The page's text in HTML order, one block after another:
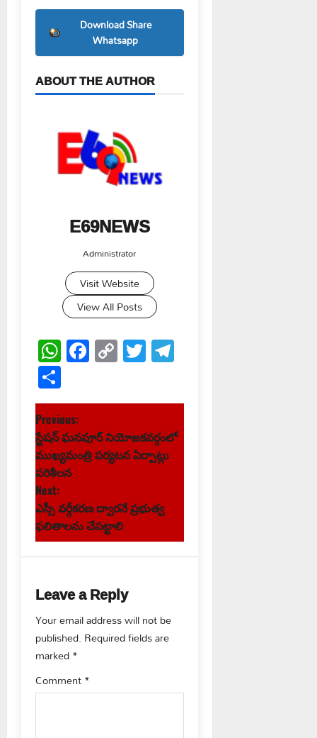
Download Share
Whatsapp
ABOUT THE AUTHOR
E69NEWS
Administrator
Visit Website
View All Posts
WhatsApp
Facebook
Copy
Link
Twitter
P
o
s
t
n
v
i
g
a
Previous:
స్టేషన్ ఘనపూర్ నియోజకవర్గంలో
ముఖ్యమంత్రి పర్యటన ఏర్పాట్లు
పరిశీలన
Next:
ఎస్సీ వర్గీకరణ ద్వారనే ప్రభుత్వ
ఫలితాలను చేపట్టాలి
Leave a Reply
Your email address will not be
published. Required fields are
marked*
Comment*